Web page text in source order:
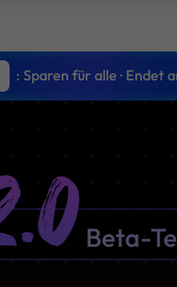
: Sparen für alle · Endet
Beta-